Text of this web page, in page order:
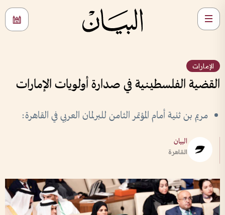
الإمارات
القضية الفلسطينية في صدارة أولويات الإمارات
مريم بن ثنية أمام المؤتمر الثامن للبرلمان العربي في القاهرة:
البيان
القاهرة